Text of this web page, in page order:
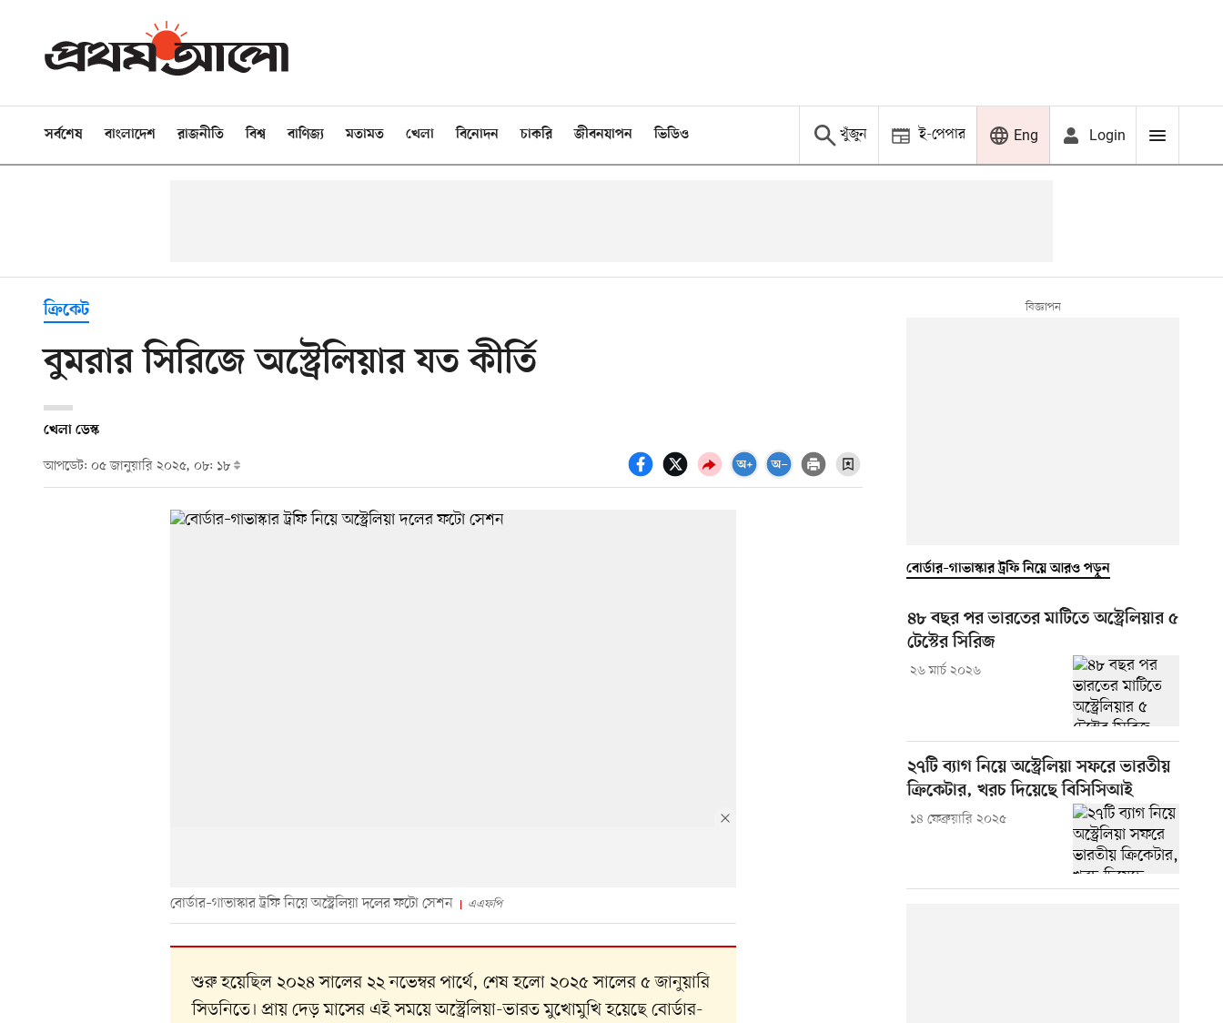
সর্বশেষ বাংলাদেশ রাজনীতি বিশ্ব বাণিজ্য মতামত খেলা বিনোদন চাকরি জীবনযাপন ভিডিও খুঁজুন ই-পেপার Eng Login
ক্রিকেট
বুমরার সিরিজে অস্ট্রেলিয়ার যত কীর্তি
খেলা ডেস্ক
আপডেট: ০৫ জানুয়ারি ২০২৫, ০৮: ১৮
বোর্ডার–গাভাস্কার ট্রফি নিয়ে অস্ট্রেলিয়া দলের ফটো সেশন এএফপি
শুরু হয়েছিল ২০২৪ সালের ২২ নভেম্বর পার্থে, শেষ হলো ২০২৫ সালের ৫ জানুয়ারি
সিডনিতে। প্রায় দেড় মাসের এই সময়ে অস্ট্রেলিয়া-ভারত মুখোমুখি হয়েছে বোর্ডার-
বোর্ডার–গাভাস্কার ট্রফি নিয়ে আরও পড়ুন
৪৮ বছর পর ভারতের মাটিতে অস্ট্রেলিয়ার ৫
টেস্টের সিরিজ
২৬ মার্চ ২০২৬
২৭টি ব্যাগ নিয়ে অস্ট্রেলিয়া সফরে ভারতীয়
ক্রিকেটার, খরচ দিয়েছে বিসিসিআই
১৪ ফেব্রুয়ারি ২০২৫